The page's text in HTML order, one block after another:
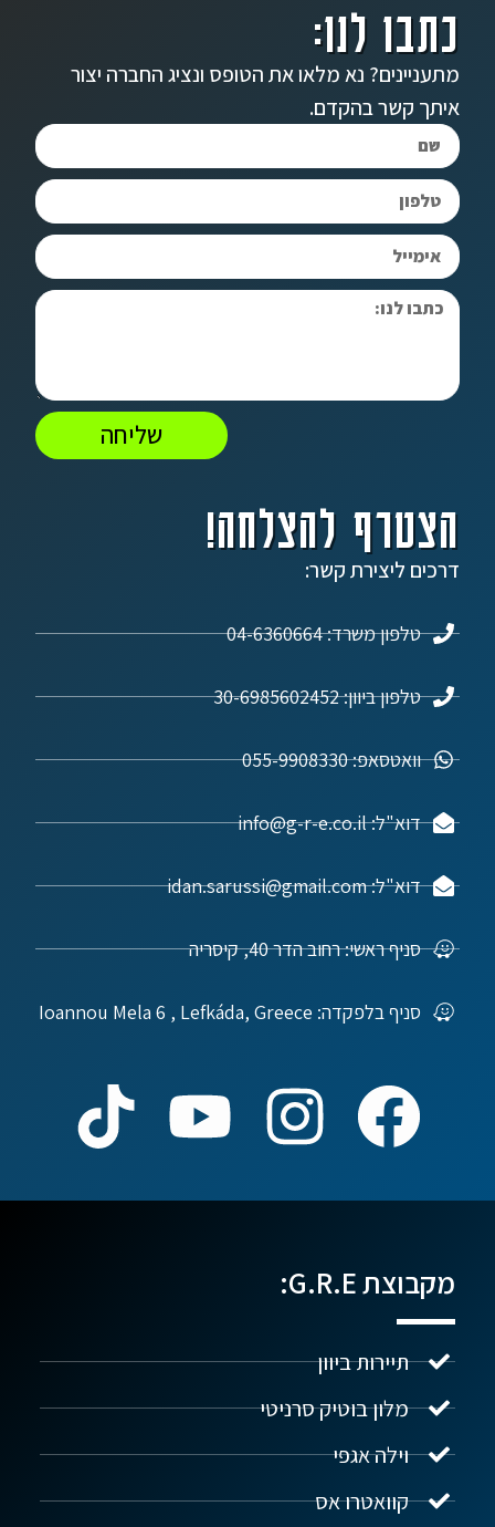
הצטרף להצלחה!
דרכים ליצירת קשר:
טלפון משרד: 04-6360664
טלפון ביוון: 30-6985602452
וואטסאפ: 055-9908330
דוא"ל: info@g-r-e.co.il
דוא"ל: idan.sarussi@gmail.com
סניף ראשי: רחוב הדר 40, קיסריה
סניף בלפקדה: Ioannou Mela 6 , Lefkáda, Greece
כתבו לנו:
מתעניינים? נא מלאו את הטופס ונציג החברה יצור
איתך קשר בהקדם.
שליחה
מקבוצת G.R.E:
תיירות ביוון
מלון בוטיק סרניטי
וילה אגפי
קוואטרו אס
נדל"ן ביוון G.R.E